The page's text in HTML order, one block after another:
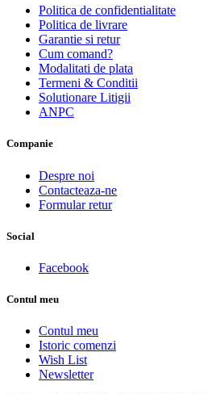
Politica de confidentialitate
Politica de livrare
Garantie si retur
Cum comand?
Modalitati de plata
Termeni & Conditii
Solutionare Litigii
ANPC
Companie
Despre noi
Contacteaza-ne
Formular retur
Social
Facebook
Contul meu
Contul meu
Istoric comenzi
Wish List
Newsletter